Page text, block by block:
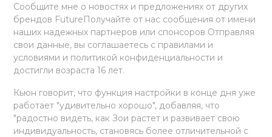
Сообщите мне о новостях и предложениях от других
брендов FutureПолучайте от нас сообщения от имени
наших надежных партнеров или спонсоров Отправляя
свои данные, вы соглашаетесь с правилами и
условиями и политикой конфиденциальности и
достигли возраста 16 лет.
Кьюн говорит, что функция настройки в конце дня уже
работает "удивительно хорошо", добавляя, что
"радостно видеть, как Зои растет и развивает свою
индивидуальность, становясь более отличительной с